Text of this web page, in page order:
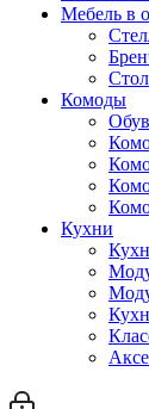
Мебель в
Комоды
Кухни